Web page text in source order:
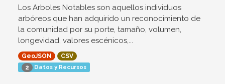
Los Arboles Notables son aquellos individuos
arbóreos que han adquirido un reconocimiento de
la comunidad por su porte, tamaño, volumen,
longevidad, valores escénicos,...
GeoJSON
CSV
2 Datos y Recursos